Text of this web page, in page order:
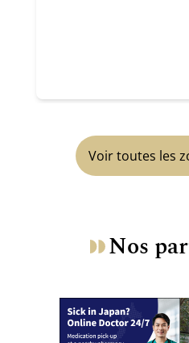
Voir toutes les
Nos